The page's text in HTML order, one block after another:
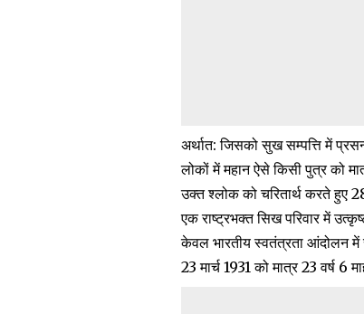
अर्थात: जिसको सुख सम्पत्ति में
लोकों में महान ऐसे किसी पुत्र को
उक्त श्लोक को चरितार्थ करते हुए
एक राष्ट्रभक्त सिख परिवार में
केवल भारतीय स्वतंत्रता आंदोलन में
23 मार्च 1931 को मात्र 23 वर्ष 6